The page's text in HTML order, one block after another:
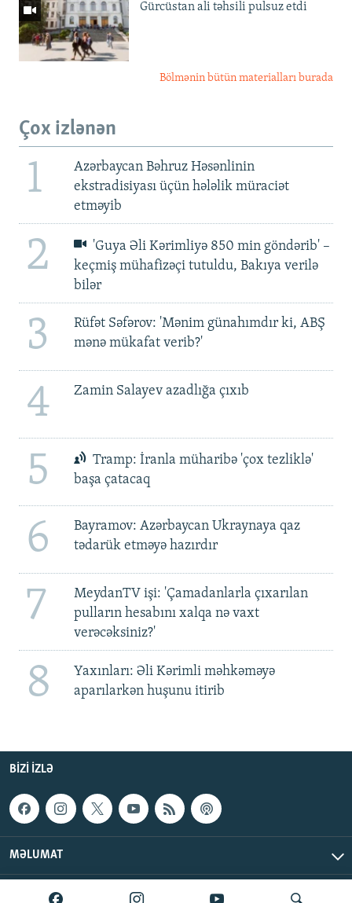
Gürcüstan ali təhsili pulsuz etdi
Bölmənin bütün materialları burada
Çox izlənən
1
Azərbaycan Bəhruz Həsənlinin
ekstradisiyası üçün hələlik müraciət
etməyib
2
'Guya Əli Kərimliyə 850 min göndərib' –
keçmiş mühafizəçi tutuldu, Bakıya verilə
bilər
3
Rüfət Səfərov: 'Mənim günahımdır ki, ABŞ
mənə mükafat verib?'
4 Zamin Salayev azadlığa çıxıb
5
Tramp: İranla müharibə 'çox tezliklə'
başa çatacaq
6
Bayramov: Azərbaycan Ukraynaya qaz
tədarük etməyə hazırdır
7
MeydanTV işi: 'Çamadanlarla çıxarılan
pulların hesabını xalqa nə vaxt
verəcəksiniz?'
8
Yaxınları: Əli Kərimli məhkəməyə
aparılarkən huşunu itirib
BIZI IZLƏ
MƏLUMAT
AzadlıqRadiosu © 2026 Inc. | Bütün hüquqlar qorunur